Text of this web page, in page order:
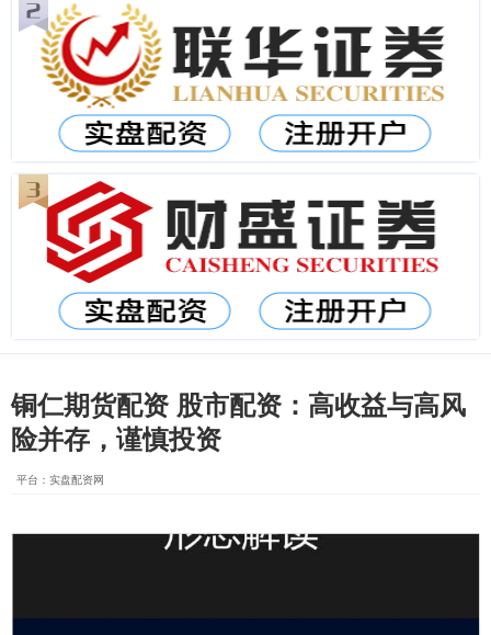
铜仁期货配资 股市配资：高收益与高风
险并存，谨慎投资
平台：实盘配资网